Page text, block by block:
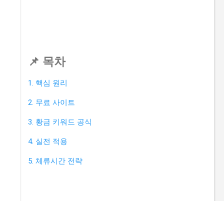
📌 목차
1. 핵심 원리
2. 무료 사이트
3. 황금 키워드 공식
4. 실전 적용
5. 체류시간 전략